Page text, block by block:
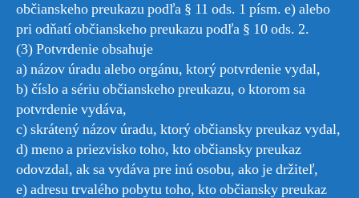
občianskeho preukazu podľa § 11 ods. 1 písm. e) alebo
pri odňatí občianskeho preukazu podľa § 10 ods. 2.
(3) Potvrdenie obsahuje
a) názov úradu alebo orgánu, ktorý potvrdenie vydal,
b) číslo a sériu občianskeho preukazu, o ktorom sa
potvrdenie vydáva,
c) skrátený názov úradu, ktorý občiansky preukaz vydal,
d) meno a priezvisko toho, kto občiansky preukaz
odovzdal, ak sa vydáva pre inú osobu, ako je držiteľ,
e) adresu trvalého pobytu toho, kto občiansky preukaz